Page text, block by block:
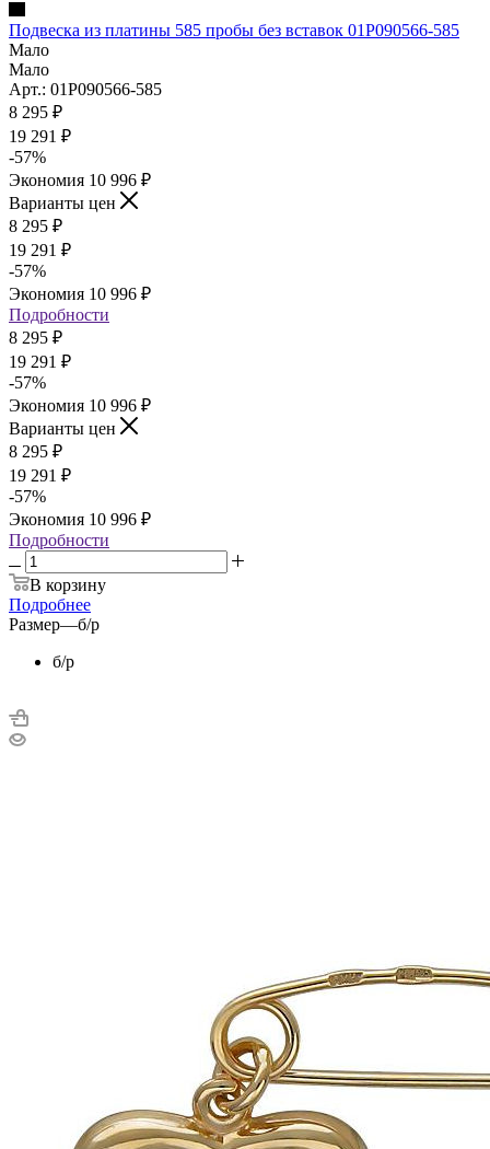
Подвеска из платины 585 пробы без вставок 01Р090566-585
Мало
Мало
Арт.: 01Р090566-585
8 295 ₽
19 291 ₽
-57%
Экономия 10 996 ₽
Варианты цен
8 295 ₽
19 291 ₽
-57%
Экономия 10 996 ₽
Подробности
8 295 ₽
19 291 ₽
-57%
Экономия 10 996 ₽
Варианты цен
8 295 ₽
19 291 ₽
-57%
Экономия 10 996 ₽
Подробности
В корзину
Подробнее
Размер—б/р
б/р